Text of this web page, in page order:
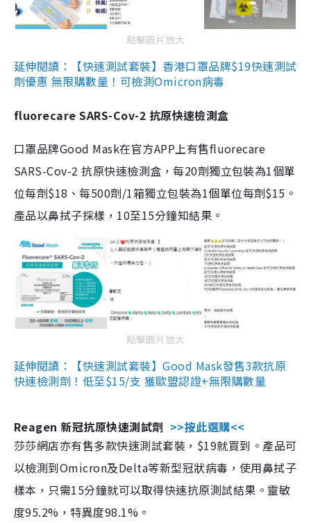
點擊圖片放大
延伸閱讀：【快速測試套裝】香港口罩品牌$19快速測試
劑優惠 無限購數量！可檢測Omicron病毒
fluorecare SARS-Cov-2 抗原快速檢測盒
口罩品牌Good Mask在官方APP上有售fluorecare
SARS-Cov-2 抗原快速檢測盒，每20劑獨立包裝為1個單
位每劑$18、每500劑/1箱獨立包裝為1個單位每劑$15。
產品以鼻拭子採樣，10至15分鐘知結果。
點擊圖片放大
延伸閱讀：【快速測試套裝】Good Mask發售3款抗原
快速檢測劑！低至$15/支 獲歐盟認證+無限購數量
Reagen 新冠抗原快速測試劑 >>按此選購<<
莎莎網店亦有售多款快速測試套裝，$19就買到。產品可
以檢測到Omicron及Delta等新型冠狀病毒，使用鼻拭子
樣本，只需15分鐘就可以取得快速抗原測試結果。靈敏
度95.2%，特異度98.1%。